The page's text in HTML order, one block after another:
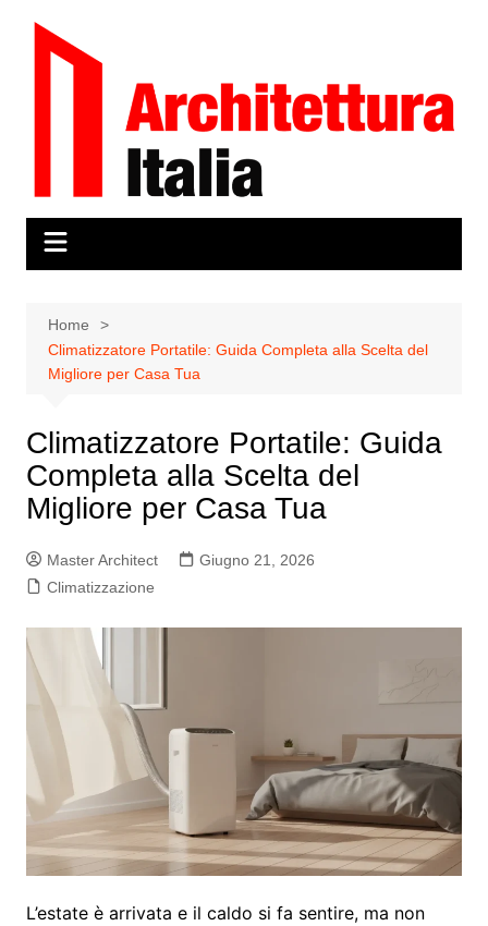
contenuto
Home
Climatizzatore Portatile: Guida Completa alla Scelta del
Migliore per Casa Tua
Climatizzatore Portatile: Guida
Completa alla Scelta del
Migliore per Casa Tua
Master Architect
Giugno 21, 2026
Climatizzazione
L’estate è arrivata e il caldo si fa sentire, ma non